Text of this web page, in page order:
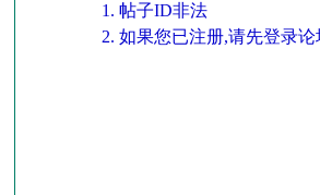
帖子ID非法
如果您已注册,请先登录